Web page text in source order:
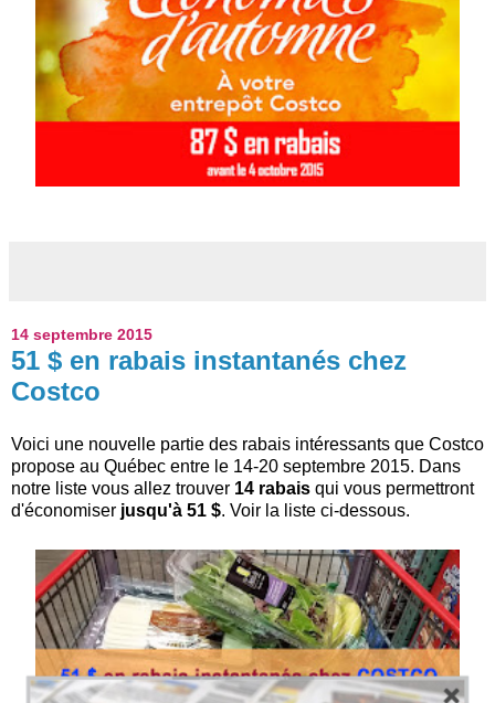
14 septembre 2015
51 $ en rabais instantanés chez
Costco
Voici une nouvelle partie des rabais intéressants que Costco
propose au Québec entre le 14-20 septembre 2015. Dans
notre liste vous allez trouver 14 rabais qui vous permettront
d'économiser jusqu'à 51 $. Voir la liste ci-dessous.